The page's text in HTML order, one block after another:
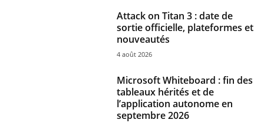
Attack on Titan 3 : date de
sortie officielle, plateformes et
nouveautés
4 août 2026
Microsoft Whiteboard : fin des
tableaux hérités et de
l’application autonome en
septembre 2026